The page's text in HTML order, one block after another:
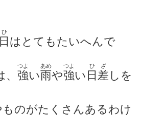
日
ひ
はとてもたいへんで
強
つよ
い雨
あめ
や強
つよ
い 日差
ひざ
しを
ものがたくさんあるわけ